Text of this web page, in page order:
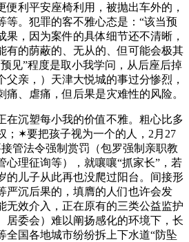
利平安座椅利用，被抛出车外的，
等。犯罪的客不雅心态是：“该当预
果，因为案件的具体细节还不清晰，
有的荫蔽的、无从的、但可能会极其
见”程度是取小我学问，从后座后掉
父亲，）天津大悦城的事过分惨烈，
、虐痛，但后果是灾难性的风险。
沉塑每小我的价值不雅。粗心比多
；✶要把孩子视为一个的人，2月27
管法令强制赏罚（包罗强制亲职教
心理征询等），就嚷嚷“抓家长”，若
的儿子从此再也没爬过阳台。间接形
严沉后果的，填膺的人们也许会发
无效介入，正在原有的三类公益监护
居委会）难以阐扬感化的环境下，长
全国各地城市纷纷拆上下水道“防坠